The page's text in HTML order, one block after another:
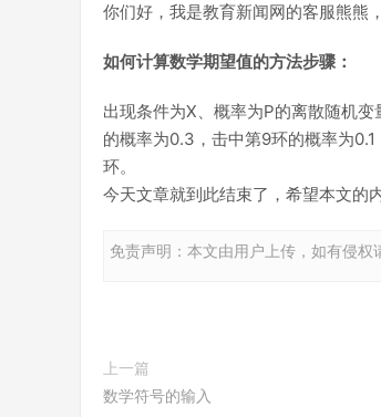
你们好，我是教育新闻网的客服熊熊
如何计算数学期望值的方法步骤：
出现条件为X、概率为P的离散随机
的概率为0.3，击中第9环的概率为
环。
今天文章就到此结束了，希望本文的
免责声明：本文由用户上传，如有侵权
上一篇
数学符号的输入